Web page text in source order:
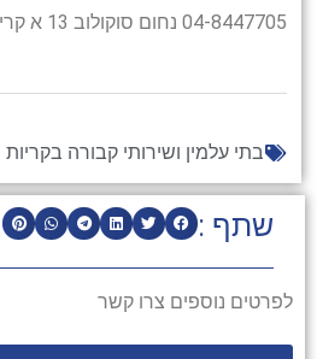
שתף :
לפרטים נוספים צרו קשר
04-8447705 נחום סוקולוב 13 א קרית אתא
בתי עלמין ושירותי קבורה בקריות